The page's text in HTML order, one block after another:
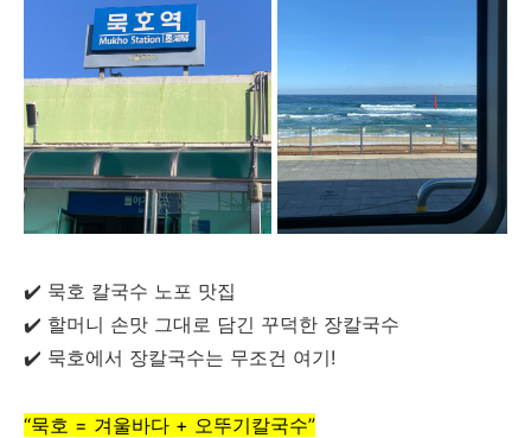
✔️ 묵호 칼국수 노포 맛집
✔️ 할머니 손맛 그대로 담긴 꾸덕한 장칼국수
✔️ 묵호에서 장칼국수는 무조건 여기!
“묵호 = 겨울바다 + 오뚜기칼국수”